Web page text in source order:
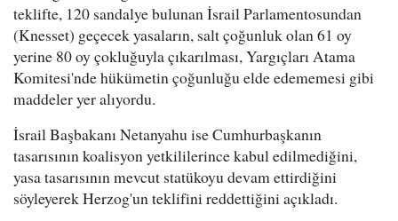
teklifte, 120 sandalye bulunan İsrail Parlamentosundan
(Knesset) geçecek yasaların, salt çoğunluk olan 61 oy
yerine 80 oy çokluğuyla çıkarılması, Yargıçları Atama
Komitesi'nde hükümetin çoğunluğu elde edememesi gibi
maddeler yer alıyordu.
İsrail Başbakanı Netanyahu ise Cumhurbaşkanın
tasarısının koalisyon yetkililerince kabul edilmediğini,
yasa tasarısının mevcut statükoyu devam ettirdiğini
söyleyerek Herzog'un teklifini reddettiğini açıkladı.